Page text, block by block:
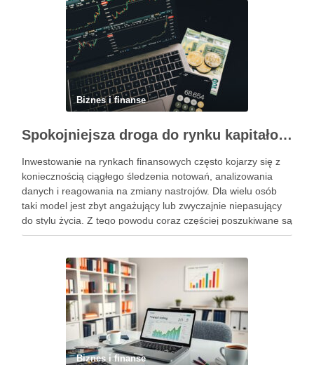
Powiązane wpisy: Jak …
Biznes i finanse
Spokojniejsza droga do rynku kapitałowego bez presji codziennych decyzji
Inwestowanie na rynkach finansowych często kojarzy się z
koniecznością ciągłego śledzenia notowań, analizowania
danych i reagowania na zmiany nastrojów. Dla wielu osób
taki model jest zbyt angażujący lub zwyczajnie niepasujący
do stylu życia. Z tego powodu coraz częściej poszukiwane są
rozwiązania, które pozwalają uczestniczyć w rynku w sposób
Biznes i finanse